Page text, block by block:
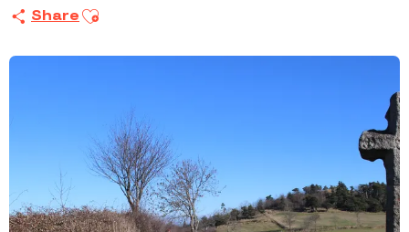
Share Ajouter aux favoris